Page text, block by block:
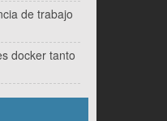
de trabajo
docker tanto